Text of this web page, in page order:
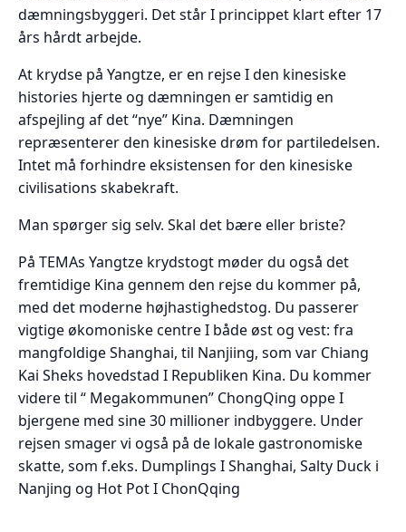
dæmningsbyggeri. Det står I princippet klart efter 17
års hårdt arbejde.
At krydse på Yangtze, er en rejse I den kinesiske
histories hjerte og dæmningen er samtidig en
afspejling af det “nye” Kina. Dæmningen
repræsenterer den kinesiske drøm for partiledelsen.
Intet må forhindre eksistensen for den kinesiske
civilisations skabekraft.
Man spørger sig selv. Skal det bære eller briste?
På TEMAs Yangtze krydstogt møder du også det
fremtidige Kina gennem den rejse du kommer på,
med det moderne højhastighedstog. Du passerer
vigtige økomoniske centre I både øst og vest: fra
mangfoldige Shanghai, til Nanjiing, som var Chiang
Kai Sheks hovedstad I Republiken Kina. Du kommer
videre til “ Megakommunen” ChongQing oppe I
bjergene med sine 30 millioner indbyggere. Under
rejsen smager vi også på de lokale gastronomiske
skatte, som f.eks. Dumplings I Shanghai, Salty Duck i
Nanjing og Hot Pot I ChonQqing